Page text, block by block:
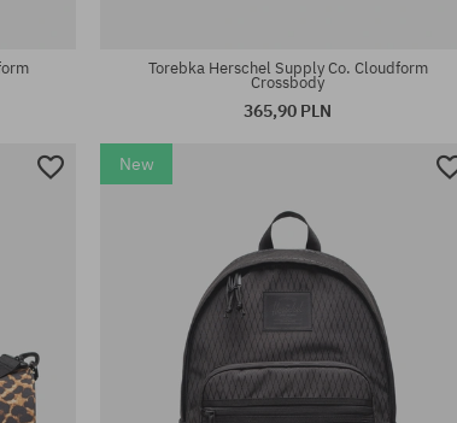
Torebka Herschel Supply Co. Cloudform
Crossbody
365,90 PLN
New